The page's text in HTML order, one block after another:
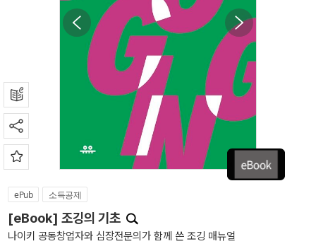
ePub 소득공제
[eBook] 조깅의 기초
나이키 공동창업자와 심장전문의가 함께 쓴 조깅 매뉴얼